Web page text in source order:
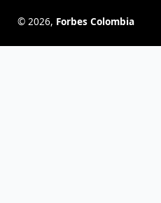
© 2026, Forbes Colombia